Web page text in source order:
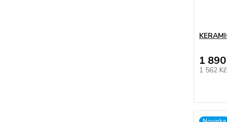
1
1 562